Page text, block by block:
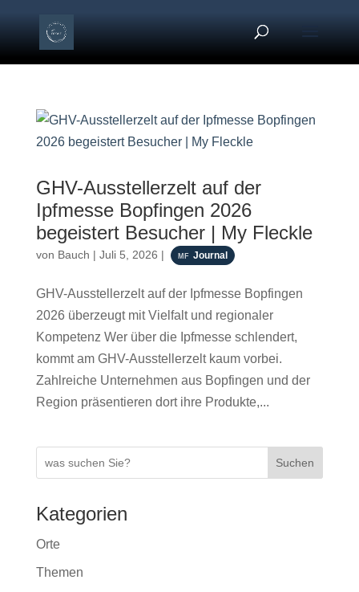
GHV-Ausstellerzelt auf der
Ipfmesse Bopfingen 2026
begeistert Besucher | My Fleckle
von Bauch | Juli 5, 2026 | Journal
GHV-Ausstellerzelt auf der Ipfmesse Bopfingen
2026 überzeugt mit Vielfalt und regionaler
Kompetenz Wer über die Ipfmesse schlendert,
kommt am GHV-Ausstellerzelt kaum vorbei.
Zahlreiche Unternehmen aus Bopfingen und der
Region präsentieren dort ihre Produkte,...
Suchen
Kategorien
Orte
Themen